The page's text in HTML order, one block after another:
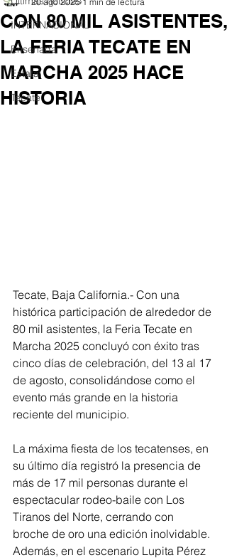
INTERNACIONAL
Ensenada
Estatal
Tecate
CON 80 MIL ASISTENTES,
LA FERIA TECATE EN
MARCHA 2025 HACE
HISTORIA
Tecate, Baja California.- Con una
histórica participación de alrededor de
80 mil asistentes, la Feria Tecate en
Marcha 2025 concluyó con éxito tras
cinco días de celebración, del 13 al 17
de agosto, consolidándose como el
evento más grande en la historia
reciente del municipio.
La máxima fiesta de los tecatenses, en
su último día registró la presencia de
más de 17 mil personas durante el
espectacular rodeo-baile con Los
Tiranos del Norte, cerrando con
broche de oro una edición inolvidable.
Además, en el escenario Lupita Pérez